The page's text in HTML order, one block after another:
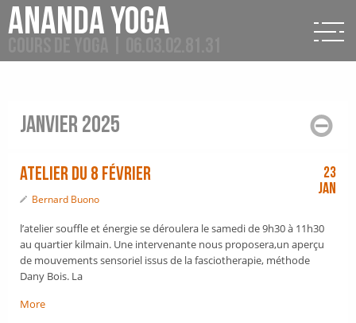
Ananda Yoga
janvier 2025
Atelier du 8 février
Bernard Buono
23
Jan
l’atelier souffle et énergie se déroulera le samedi de 9h30 à 11h30
au quartier kilmain. Une intervenante nous proposera,un aperçu
de mouvements sensoriel issus de la fasciotherapie, méthode
Dany Bois. La
More